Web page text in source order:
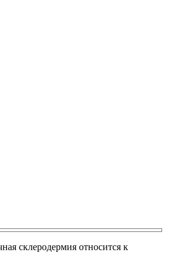
склеродермия относится к